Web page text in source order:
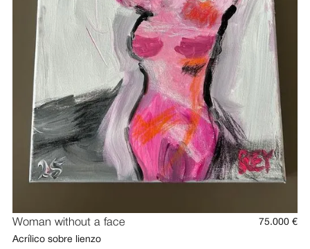
Woman without a face
75.000 €
Acrílico sobre lienzo